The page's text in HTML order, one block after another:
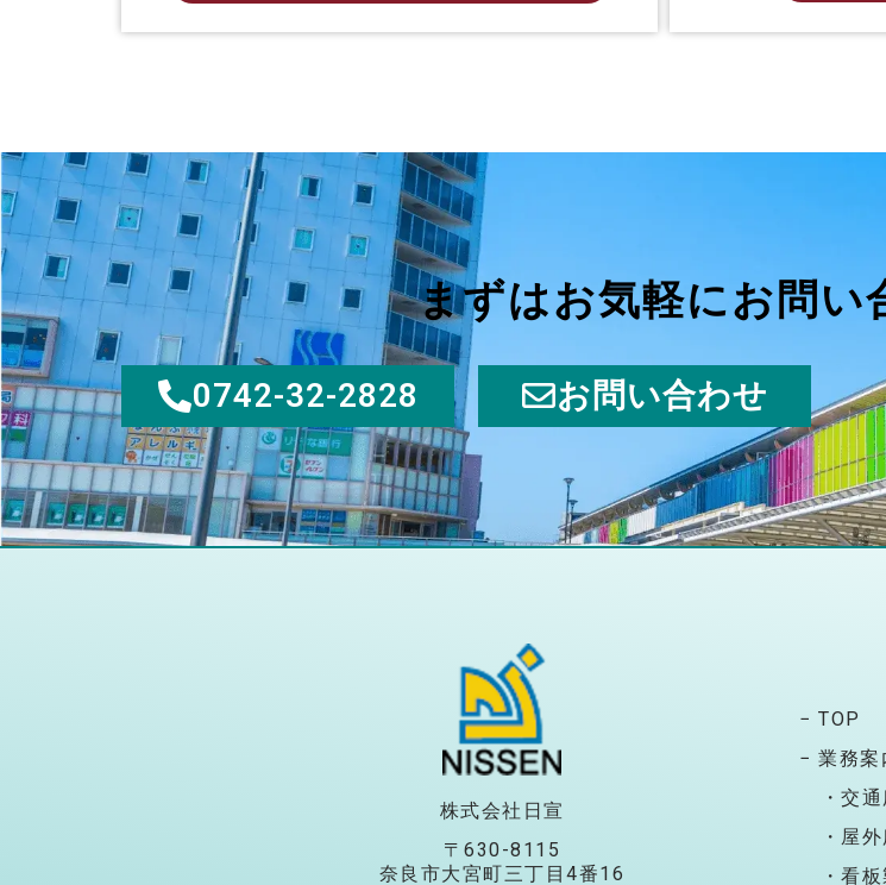
まずはお気軽にお問い
0742-32-2828 お問い合わせ
株式会社日宣
〒630-8115
奈良市大宮町三丁目4番16
− TOP
− 業務案
・交通
・屋外
・看板